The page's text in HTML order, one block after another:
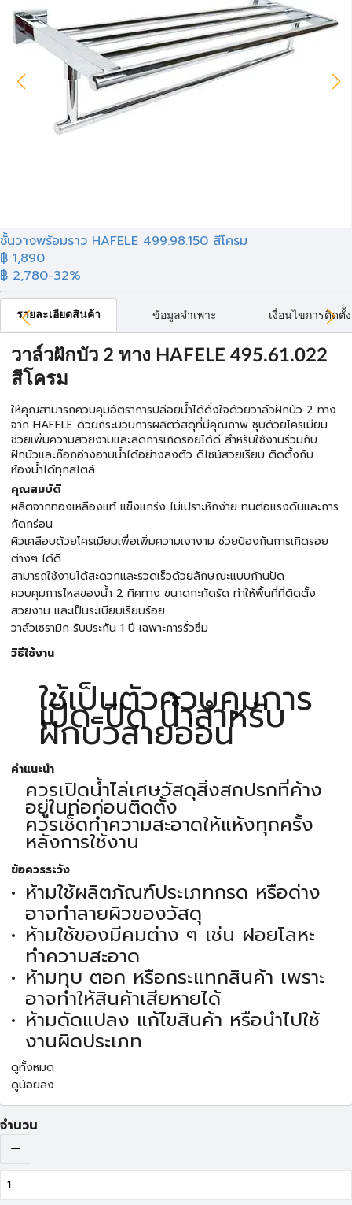
ชั้นวางพร้อมราว HAFELE 499.98.150 สีโครม
฿ 1,890
฿ 2,780-32%
รายละเอียดสินค้า ข้อมูลจำเพาะ เงื่อนไขการติดตั้ง
วาล์วฝักบัว 2 ทาง HAFELE 495.61.022
สีโครม
ให้คุณสามารถควบคุมอัตราการปล่อยน้ำได้ดั่งใจด้วยวาล์วฝักบัว 2 ทาง
จาก HAFELE ด้วยกระบวนการผลิตวัสดุที่มีคุณภาพ ชุบด้วยโครเมียม
ช่วยเพิ่มความสวยงามและลดการเกิดรอยได้ดี สำหรับใช้งานร่วมกับ
ฝักบัวและก๊อกอ่างอาบน้ำได้อย่างลงตัว ดีไซน์สวยเรียบ ติดตั้งกับ
ห้องน้ำได้ทุกสไตล์
คุณสมบัติ
ผลิตจากทองเหลืองแท้ แข็งแกร่ง ไม่เปราะหักง่าย ทนต่อแรงดันและการ
กัดกร่อน
ผิวเคลือบด้วยโครเมียมเพื่อเพิ่มความเงางาม ช่วยป้องกันการเกิดรอย
ต่างๆ ได้ดี
สามารถใช้งานได้สะดวกและรวดเร็วด้วยลักษณะแบบก้านปัด
ควบคุมการไหลของน้ำ 2 ทิศทาง ขนาดกะทัดรัด ทำให้พื้นที่ที่ติดตั้ง
สวยงาม และเป็นระเบียบเรียบร้อย
วาล์วเซรามิก รับประกัน 1 ปี เฉพาะการรั่วซึม
วิธีใช้งาน
ใช้เป็นตัวควบคุมการ
เปิด-ปิด น้ำสำหรับ
ฝักบัวสายอ่อน
คำแนะนำ
ควรเปิดน้ำไล่เศษวัสดุสิ่งสกปรกที่ค้าง
อยู่ในท่อก่อนติดตั้ง
ควรเช็ดทำความสะอาดให้แห้งทุกครั้ง
หลังการใช้งาน
ข้อควรระวัง
ห้ามใช้ผลิตภัณฑ์ประเภทกรด หรือด่าง
อาจทำลายผิวของวัสดุ
ห้ามใช้ของมีคมต่าง ๆ เช่น ฝอยโลหะ
ทำความสะอาด
ห้ามทุบ ตอก หรือกระแทกสินค้า เพราะ
อาจทำให้สินค้าเสียหายได้
ห้ามดัดแปลง แก้ไขสินค้า หรือนำไปใช้
งานผิดประเภท
ดูทั้งหมด
ดูน้อยลง
จำนวน